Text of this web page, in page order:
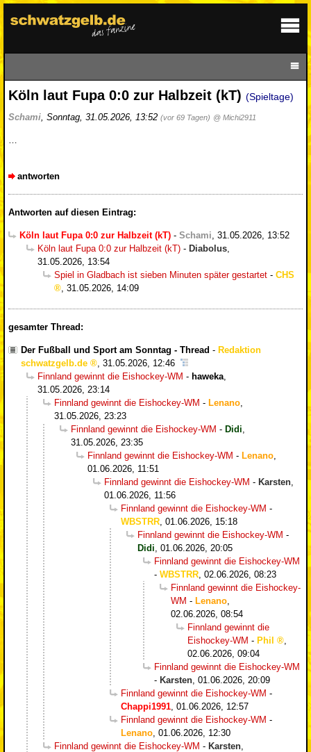
Köln laut Fupa 0:0 zur Halbzeit (kT) (Spieltage)
Schami, Sonntag, 31.05.2026, 13:52 (vor 69 Tagen) @ Michi2911
…
antworten
Antworten auf diesen Eintrag:
Köln laut Fupa 0:0 zur Halbzeit (kT) - Schami, 31.05.2026, 13:52
Köln laut Fupa 0:0 zur Halbzeit (kT) - Diabolus,
31.05.2026, 13:54
Spiel in Gladbach ist sieben Minuten später gestartet - CHS
, 31.05.2026, 14:09
gesamter Thread:
Der Fußball und Sport am Sonntag - Thread - Redaktion
schwatzgelb.de
31.05.2026, 12:46
Finnland gewinnt die Eishockey-WM - haweka
31.05.2026, 23:14
Finnland gewinnt die Eishockey-WM - Lenano
31.05.2026, 23:23
Finnland gewinnt die Eishockey-WM - Didi
31.05.2026, 23:35
Finnland gewinnt die Eishockey-WM - Lenano
01.06.2026, 11:51
Finnland gewinnt die Eishockey-WM - Karsten
01.06.2026, 11:56
Finnland gewinnt die Eishockey-WM -
WBSTRR 01.06.2026, 15:18
Finnland gewinnt die Eishockey-WM -
Didi 01.06.2026, 20:05
Finnland gewinnt die Eishockey-WM
- WBSTRR 02.06.2026, 08:23
Finnland gewinnt die Eishockey-
WM - Lenano
02.06.2026, 08:54
Finnland gewinnt die
Eishockey-WM - Phil
02.06.2026, 09:04
Finnland gewinnt die Eishockey-WM
- Karsten 01.06.2026, 20:09
Finnland gewinnt die Eishockey-WM -
Chappi1991 01.06.2026, 12:57
Finnland gewinnt die Eishockey-WM -
Lenano 01.06.2026, 12:30
Finnland gewinnt die Eishockey-WM - Karsten